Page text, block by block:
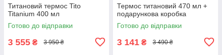
Титановий термос Tito
Titanium 400 мл
Готово до відправки
3 555 ₴ 3 950 ₴
Термос титановий 470 мл +
подарункова коробка
Готово до відправки
3 141 ₴ 3 490 ₴